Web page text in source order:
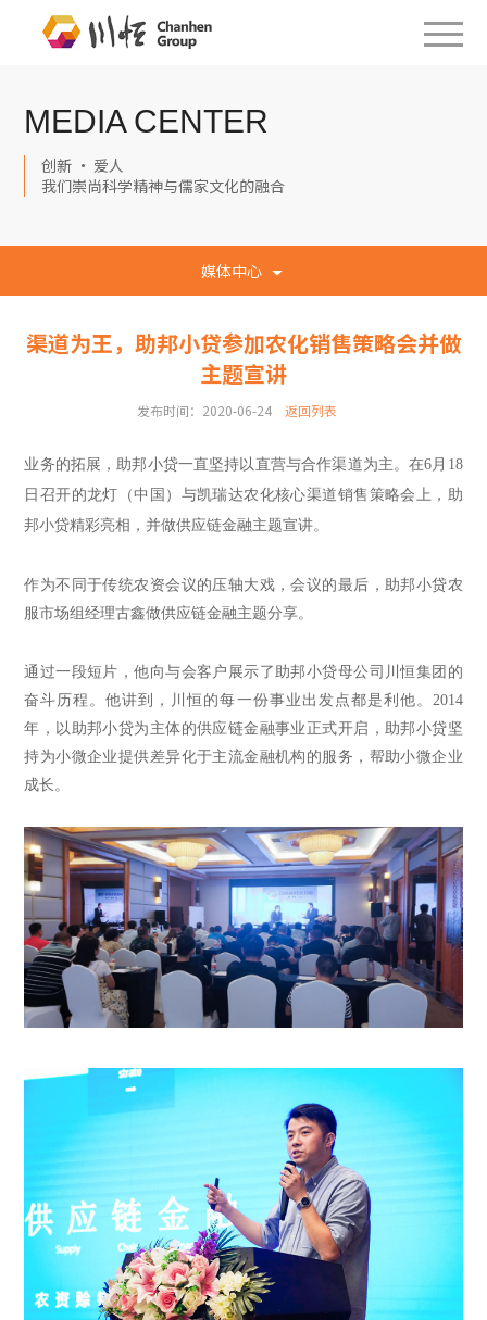
MEDIA CENTER
创新 · 爱人
我们崇尚科学精神与儒家文化的融合
媒体中心
渠道为王，助邦小贷参加农化销售策略会并做
主题宣讲
发布时间：2020-06-24 返回列表
业务的拓展，助邦小贷一直坚持以直营与合作渠道为主。在6月18
日召开的龙灯（中国）与凯瑞达农化核心渠道销售策略会上，助
邦小贷精彩亮相，并做供应链金融主题宣讲。
作为不同于传统农资会议的压轴大戏，会议的最后， 助邦小贷农
服市场组经理古鑫做供应链金融主题分享。
通过一段短片，他向与会客户展示了助邦小贷母公司川恒集团的
奋斗历程。他讲到，川恒的每一份事业出发点都是利他。 2014
年，以助邦小贷为主体的供应链金融事业正式开启，助邦小贷坚
持为小微企业提供差异化于主流金融机构的服务，帮助小微企业
成长。